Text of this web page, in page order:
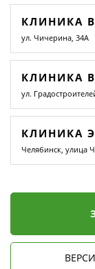
КЛИНИКА
ул. Чичерина, 34А
КЛИНИКА
ул.
КЛИНИКА
Челябинск, улица